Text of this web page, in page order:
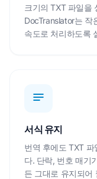
크기의 TXT 파일을
DocTranslator는 작
속도로 처리하도록
서식 유지
번역 후에도 TXT
다. 단락, 번호 매기
든 그대로 유지되어